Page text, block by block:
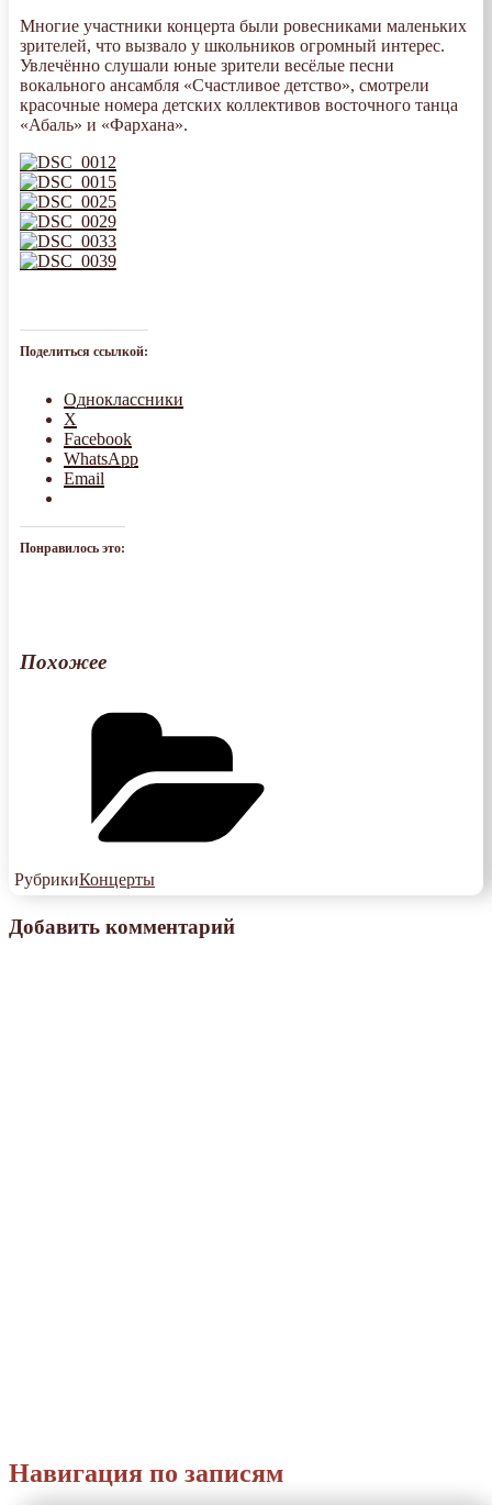
Многие участники концерта были ровесниками маленьких
зрителей, что вызвало у школьников огромный интерес.
Увлечённо слушали юные зрители весёлые песни
вокального ансамбля «Счастливое детство», смотрели
красочные номера детских коллективов восточного танца
«Абаль» и «Фархана».
Поделиться ссылкой:
Одноклассники
X
Facebook
WhatsApp
Email
Понравилось это:
Похожее
РубрикиКонцерты
Добавить комментарий
Навигация по записям